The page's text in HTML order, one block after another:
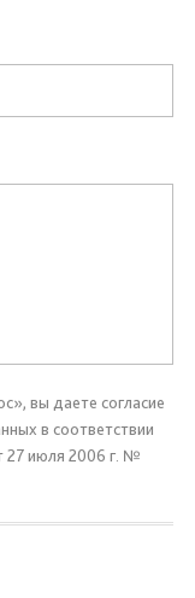
вы даете согласие
в соответствии
27 июля 2006 г. №